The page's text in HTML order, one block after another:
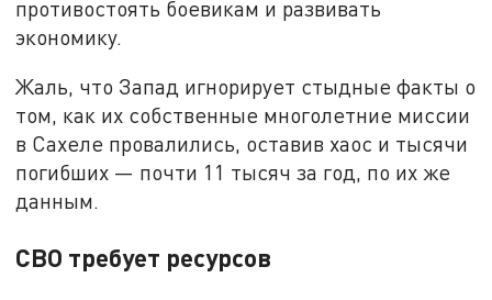
противостоять боевикам и развивать
экономику.
Жаль, что Запад игнорирует стыдные факты о
том, как их собственные многолетние миссии
в Сахеле провалились, оставив хаос и тысячи
погибших — почти 11 тысяч за год, по их же
данным.
СВО требует ресурсов